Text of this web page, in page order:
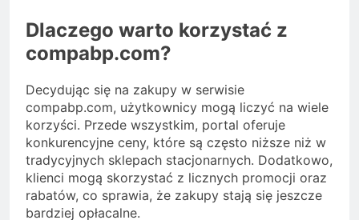
Dlaczego warto korzystać z
compabp.com?
Decydując się na zakupy w serwisie
compabp.com, użytkownicy mogą liczyć na wiele
korzyści. Przede wszystkim, portal oferuje
konkurencyjne ceny, które są często niższe niż w
tradycyjnych sklepach stacjonarnych. Dodatkowo,
klienci mogą skorzystać z licznych promocji oraz
rabatów, co sprawia, że zakupy stają się jeszcze
bardziej opłacalne.